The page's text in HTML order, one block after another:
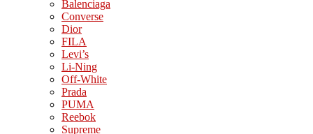
Balenciaga
Converse
Dior
FILA
Levi’s
Li-Ning
Off-White
Prada
PUMA
Reebok
Supreme